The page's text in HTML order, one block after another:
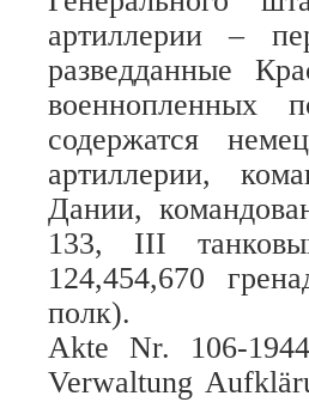
артиллерии –
разведданные
военнопленных
содержатся
артиллерии,
Дании,
133, III
124,454,670
полк).
Akte Nr. 106-
Verwaltung